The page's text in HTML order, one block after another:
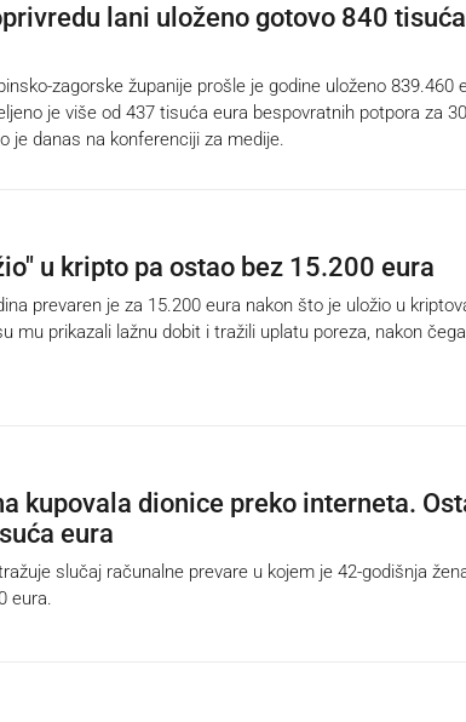
lani uloženo gotovo 840 tisuća
zagorske županije prošle je godine uloženo 839.460
je više od 437 tisuća eura bespovratnih potpora za
je danas na konferenciji za medije.
u kripto pa ostao bez 15.200 eura
prevaren je za 15.200 eura nakon što je uložio u
mu prikazali lažnu dobit i tražili uplatu poreza, nakon
kupovala dionice preko interneta.
eura
slučaj računalne prevare u kojem je 42-godišnja
eura.